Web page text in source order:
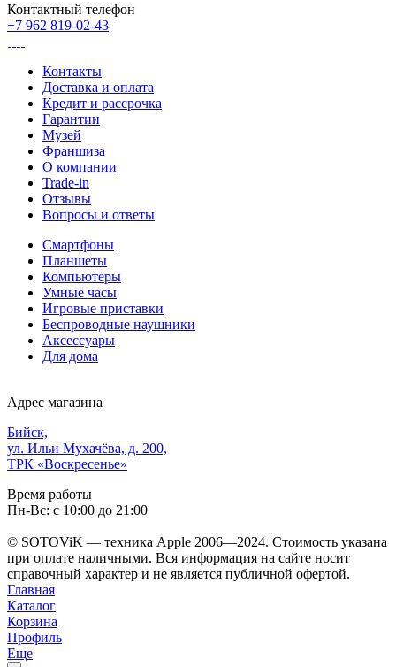
Контактный телефон
+7 962 819-02-43
Контакты
Доставка и оплата
Кредит и рассрочка
Гарантии
Музей
Франшиза
О компании
Trade-in
Отзывы
Вопросы и ответы
Смартфоны
Планшеты
Компьютеры
Умные часы
Игровые приставки
Беспроводные наушники
Аксессуары
Для дома
Адрес магазина
Бийск,
ул. Ильи Мухачёва, д. 200,
ТРК «Воскресенье»
Время работы
Пн-Вс: с 10:00 до 21:00
© SOTOViK — техника Apple 2006—2024. Стоимость указана
при оплате наличными. Вся информация на сайте носит
справочный характер и не является публичной офертой.
Главная
Каталог
Корзина
Профиль
Еще